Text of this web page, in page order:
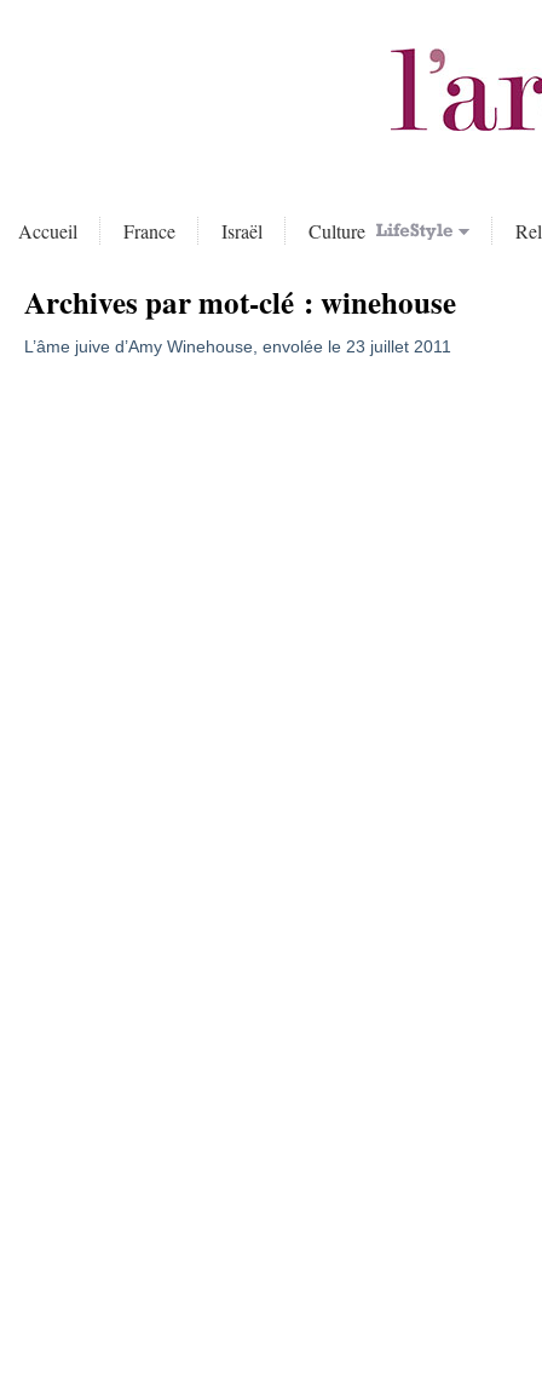
Accueil France Israël Culture
Archives par mot-clé :winehouse
L’âme juive d’Amy Winehouse, envolée le 23 juillet 2011